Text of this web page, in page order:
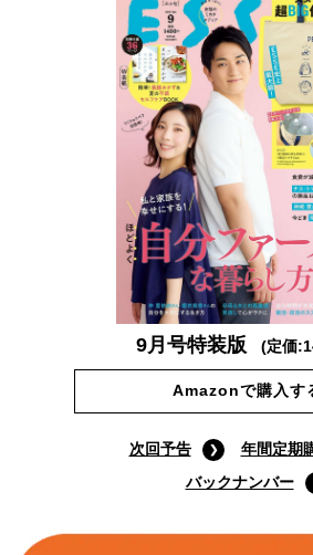
9月号特装版 (定価
Amazonで購入す
次回予告
年間定期
バックナンバー